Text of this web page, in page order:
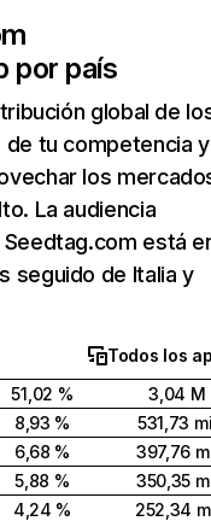
por país
global de
tu competencia y
los
La audiencia
está
seguido de Italia y
Todos los
51,02 %
3,04 M
8,93 %
531,73
6,68 %
397,76
5,88 %
350,35
4,24 % 252,34